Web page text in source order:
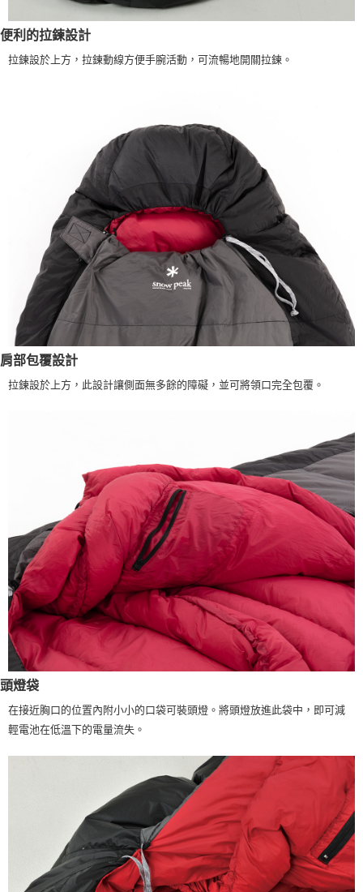
便利的拉鍊設計
拉鍊設於上方，拉鍊動線方便手腕活動，可流暢地開關拉鍊。
肩部包覆設計
拉鍊設於上方，此設計讓側面無多餘的障礙，並可將領口完全包覆。
頭燈袋
在接近胸口的位置內附小小的口袋可裝頭燈。將頭燈放進此袋中，即可減
輕電池在低溫下的電量流失。